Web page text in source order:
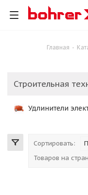
Главная -
Строительная
Удлинители
Сортировать:
Товаров на